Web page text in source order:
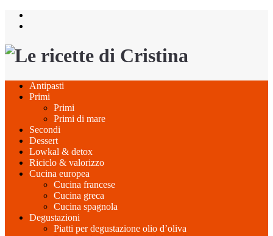
Salta
Antipasti
Primi
Primi
Primi di mare
Secondi
Dessert
Lowkal & detox
Riciclo & valorizzo
Cucina europea
Cucina francese
Cucina greca
Cucina spagnola
Degustazioni
Piatti per degustazione olio d’oliva